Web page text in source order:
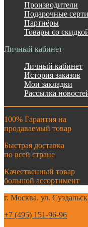
Производители
Подарочные
Партнёры
Товары со
Личный кабинет
Личный кабинет
История заказов
Мои закладки
Рассылка
100% Гарантия на
продаваемый товар
Быстрая доставка
по всей стране
Качественный товар
большой ассортимент
г. Москва. ул.
+7 (495) 151-96-96